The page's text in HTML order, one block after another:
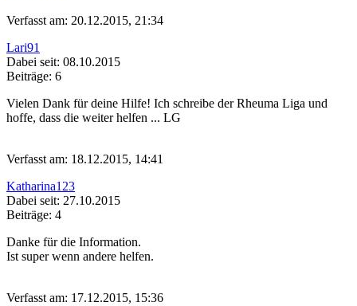
Verfasst am: 20.12.2015, 21:34
Lari91
Dabei seit: 08.10.2015
Beiträge: 6
Vielen Dank für deine Hilfe! Ich schreibe der Rheuma Liga und
hoffe, dass die weiter helfen ... LG
Verfasst am: 18.12.2015, 14:41
Katharina123
Dabei seit: 27.10.2015
Beiträge: 4
Danke für die Information.
Ist super wenn andere helfen.
Verfasst am: 17.12.2015, 15:36